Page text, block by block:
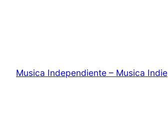
Musica Independiente – Musica Indie